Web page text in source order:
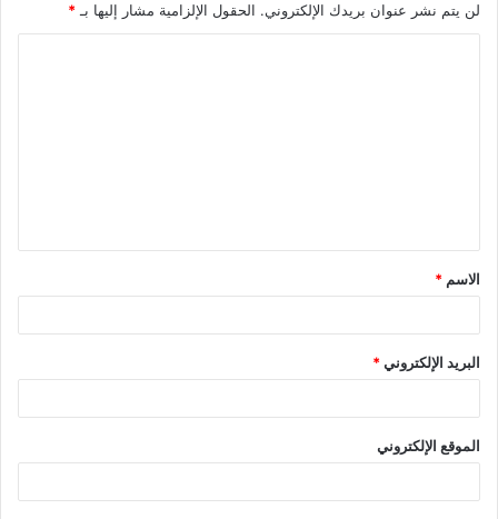
لن يتم نشر عنوان بريدك الإلكتروني. الحقول الإلزامية مشار إليها بـ *
الاسم *
البريد الإلكتروني*
الموقع الإلكتروني